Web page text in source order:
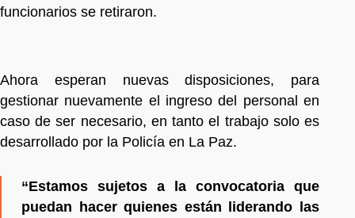
funcionarios se retiraron.
Ahora esperan nuevas disposiciones, para
gestionar nuevamente el ingreso del personal en
caso de ser necesario, en tanto el trabajo solo es
desarrollado por la Policía en La Paz.
“Estamos sujetos a la convocatoria que
puedan hacer quienes están liderando las